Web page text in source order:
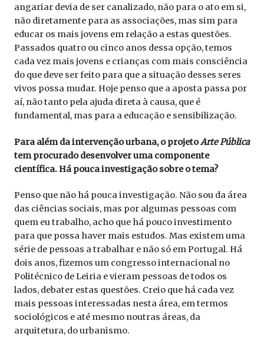
angariar devia de ser canalizado, não para o ato em si,
não diretamente para as associações, mas sim para
educar os mais jovens em relação a estas questões.
Passados quatro ou cinco anos dessa opção, temos
cada vez mais jovens e crianças com mais consciência
do que deve ser feito para que a situação desses seres
vivos possa mudar. Hoje penso que a aposta passa por
aí, não tanto pela ajuda direta à causa, que é
fundamental, mas para a educação e sensibilização.
Para além da intervenção urbana, o projetoArte Pública
tem procurado desenvolver uma componente
científica. Há pouca investigação sobre o tema?
Penso que não há pouca investigação. Não sou da área
das ciências sociais, mas por algumas pessoas com
quem eu trabalho, acho que há pouco investimento
para que possa haver mais estudos. Mas existem uma
série de pessoas a trabalhar e não só em Portugal. Há
dois anos, fizemos um congresso internacional no
Politécnico de Leiria e vieram pessoas de todos os
lados, debater estas questões. Creio que há cada vez
mais pessoas interessadas nesta área, em termos
sociológicos e até mesmo noutras áreas, da
arquitetura, do urbanismo.